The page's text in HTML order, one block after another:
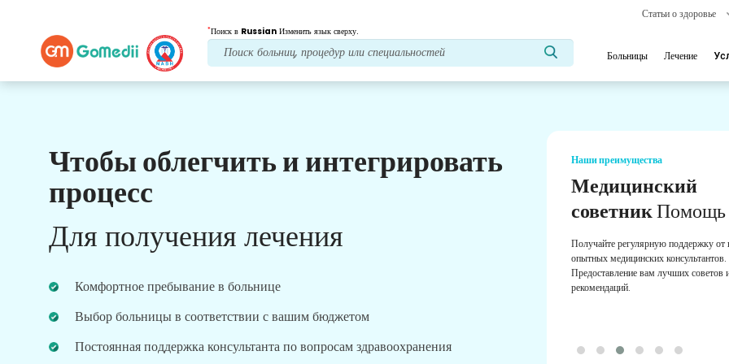
Статьи о здоровье
*Поиск в Russian Изменить язык сверху.
Больницы Лечение
Чтобы облегчить и интегрировать
процесс
Для получения лечения
Комфортное пребывание в больнице
Выбор больницы в соответствии с вашим бюджетом
Постоянная поддержка консультанта по вопросам здравоохранения
Наши преимущества
Лечение после
последующий уход
Получите круглосуточную медицинскую
Регулярные обновления о ваших потребностях в
Наши преимущества
Медицинский
советникПомощь
Получайте регулярную поддержку от
опытных медицинских консультантов.
Предоставление вам лучших советов
рекомендаций.